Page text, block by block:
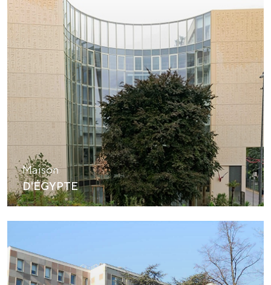
Maison
D'ÉGYPTE